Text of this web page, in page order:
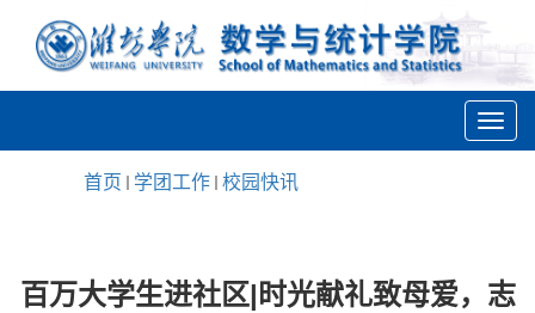
首页 学团工作 校园快讯
百万大学生进社区|时光献礼致母爱，志